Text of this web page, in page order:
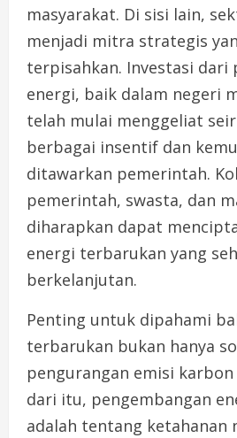
masyarakat. Di sisi lain,
menjadi mitra strategis
terpisahkan. Investasi dari
energi, baik dalam negeri
telah mulai menggeliat
berbagai insentif dan
ditawarkan pemerintah.
pemerintah, swasta, dan
diharapkan dapat
energi terbarukan yang
berkelanjutan.
Penting untuk dipahami
terbarukan bukan hanya
pengurangan emisi
dari itu, pengembangan
adalah tentang ketahanan